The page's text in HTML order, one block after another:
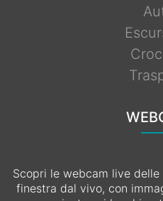
Scopri le webcam live delle
finestra dal vivo, con